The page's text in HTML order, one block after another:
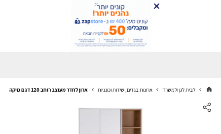
לבית לגן ולמשרד ארונות בגדים, שידות וכונניות ארון לחדר מעוצב רוחב 120 דגם מיקה